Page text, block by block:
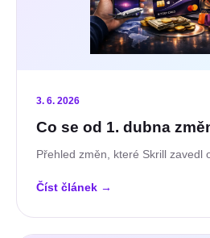
3. 6. 2026
Co se od 1. dubna
Přehled změn, které Skrill zavedl
Číst článek →